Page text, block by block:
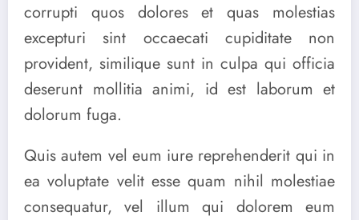
corrupti quos dolores et quas molestias
excepturi sint occaecati cupiditate non
provident, similique sunt in culpa qui officia
deserunt mollitia animi, id est laborum et
dolorum fuga.
Quis autem vel eum iure reprehenderit qui in
ea voluptate velit esse quam nihil molestiae
consequatur, vel illum qui dolorem eum